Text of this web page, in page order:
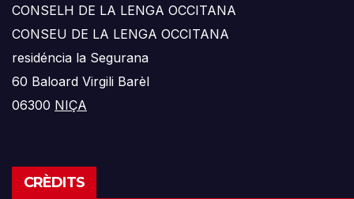
CONSELH DE LA LENGA OCCITANA
CONSEU DE LA LENGA OCCITANA
residéncia la Segurana
60 Baloard Virgili Barèl
06300 NIÇA
CRÈDITS